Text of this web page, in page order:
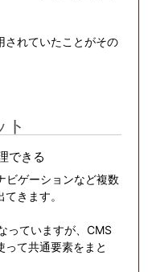
されていたことがその
ト
できる
ビゲーションなど複数
きます。
っていますが、CMS
って共通要素をまと